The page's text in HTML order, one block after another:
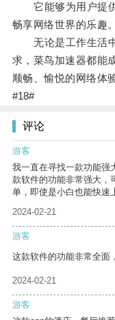
它能够为用户提供
畅享网络世界的乐趣。
无论是工作生活中
求，菜鸟加速器都能
顺畅、愉悦的网络体
#18#
评论
游客
我一直在寻找一款功能强
款软件的功能非常强大，
单，即使是小白也能快速
2024-02-21
游客
这款软件的功能非常全面
2024-02-21
游客